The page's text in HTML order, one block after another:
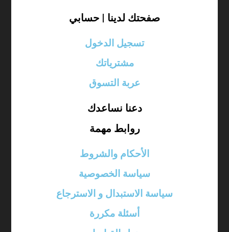
صفحتك لدينا | حسابي
تسجيل الدخول
مشترياتك
عربة التسوق
دعنا نساعدك
روابط مهمة
الأحكام والشروط
سياسة الخصوصية
سياسة الاستبدال و الاسترجاع
أسئلة مكررة